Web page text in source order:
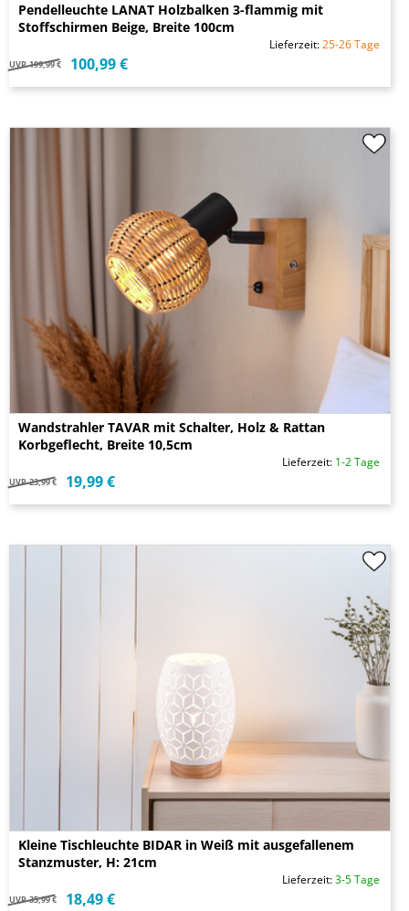
Pendelleuchte LANAT Holzbalken 3-flammig mit
Stoffschirmen Beige, Breite 100cm
Lieferzeit:25-26 Tage
UVP 199,99 € 100,99 €
Wandstrahler TAVAR mit Schalter, Holz & Rattan
Korbgeflecht, Breite 10,5cm
Lieferzeit: 1-2 Tage
UVP 23,99 € 19,99 €
Kleine Tischleuchte BIDAR in Weiß mit ausgefallenem
Stanzmuster, H: 21cm
Lieferzeit:3-5 Tage
UVP 35,99 € 18,49 €